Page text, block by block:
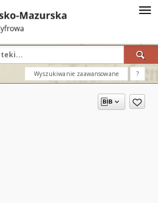
Wyszukiwanie zaawansowane ?